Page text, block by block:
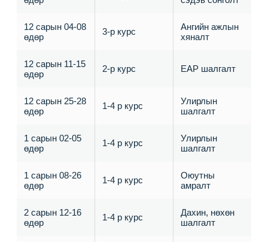
12 сарын 04-08
өдөр
3-р курс
Ангийн ажлын
хяналт
12 сарын 11-15
өдөр
2-р курс ЕАР шалгалт
12 сарын 25-28
өдөр
1-4 р курс
Улирлын
шалгалт
1 сарын 02-05
өдөр
1-4 р курс
Улирлын
шалгалт
1 сарын 08-26
өдөр
1-4 р курс
Оюутны
амралт
2 сарын 12-16
өдөр
1-4 р курс
Дахин, нөхөн
шалгалт